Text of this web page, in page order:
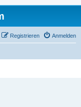
Anmelden
Registrieren